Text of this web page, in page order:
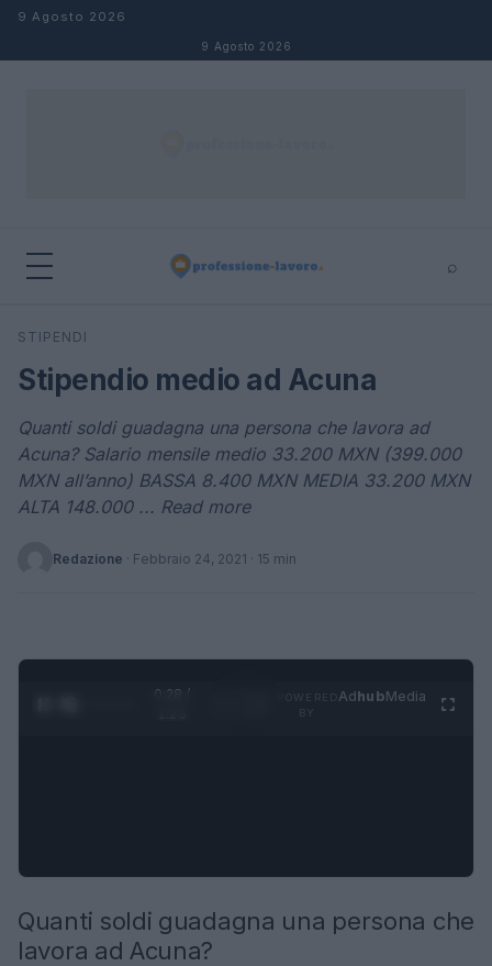
Salta al contenuto
9 Agosto 2026
9 Agosto 2026
⌕
Cerca
STIPENDI
Stipendio medio ad Acuna
Quanti soldi guadagna una persona che lavora ad
Acuna? Salario mensile medio 33.200 MXN (399.000
MXN all’anno) BASSA 8.400 MXN MEDIA 33.200 MXN
ALTA 148.000 ... Read more
Redazione · Febbraio 24, 2021 · 15 min
0:29 /
AdhubMedia
Quanti soldi guadagna una persona che
lavora ad Acuna?